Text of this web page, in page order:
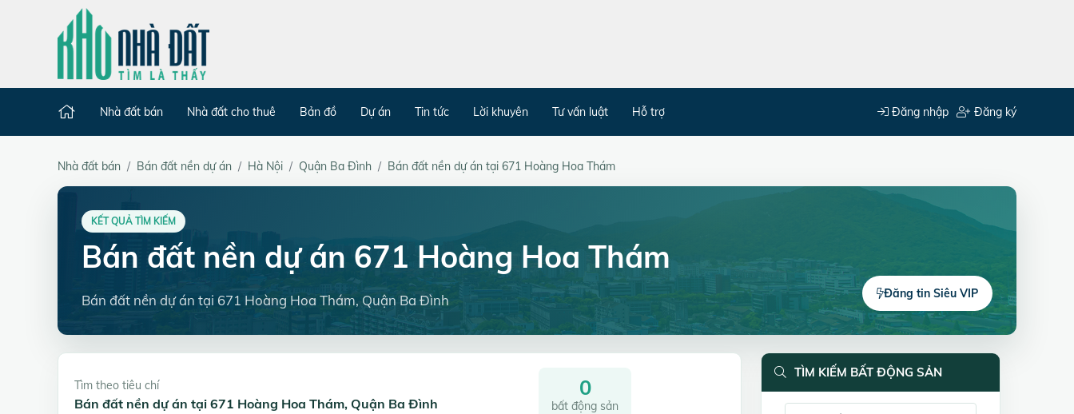
Nhà đất bán Nhà đất cho thuê Bản đồ Dự án Tin tức Lời khuyên Tư vấn luật Hỗ trợ Đăng nhập Đăng ký
Nhà đất bán Bán đất nền dự án Hà Nội Quận Ba Đình Bán đất nền dự án tại 671 Hoàng Hoa Thám
KẾT QUẢ TÌM KIẾM
Bán đất nền dự án 671 Hoàng Hoa Thám
Bán đất nền dự án tại 671 Hoàng Hoa Thám, Quận Ba Đình Đăng tin Siêu VIP
Tìm theo tiêu chí
Bán đất nền dự án tại 671 Hoàng Hoa Thám, Quận Ba Đình
0
bất động sản
TÌM KIẾM BẤT ĐỘNG SẢN